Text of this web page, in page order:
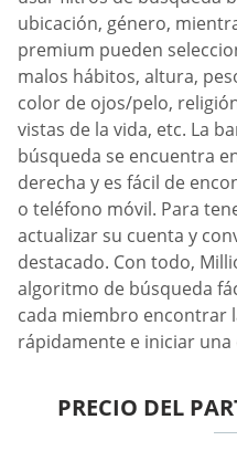
ubicación, género,
premium pueden
malos hábitos, altura,
color de ojos/pelo,
vistas de la vida, etc. La
búsqueda se encuentra
derecha y es fácil de
o teléfono móvil. Para
actualizar su cuenta y
destacado. Con todo,
algoritmo de búsqueda
cada miembro encontrar
rápidamente e iniciar una
PRECIO DEL